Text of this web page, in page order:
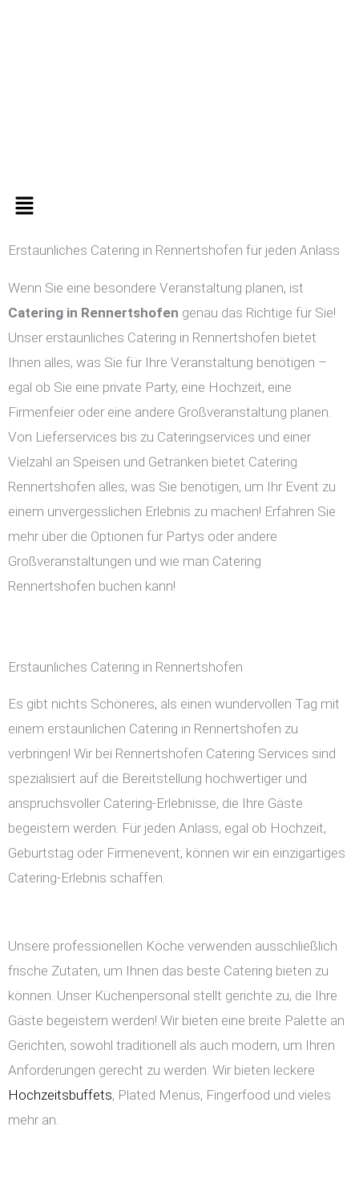
Menü
Erstaunliches Catering in Rennertshofen für jeden Anlass
Wenn Sie eine besondere Veranstaltung planen, ist
Catering in Rennertshofen genau das Richtige für Sie!
Unser erstaunliches Catering in Rennertshofen bietet
Ihnen alles, was Sie für Ihre Veranstaltung benötigen –
egal ob Sie eine private Party, eine Hochzeit, eine
Firmenfeier oder eine andere Großveranstaltung planen.
Von Lieferservices bis zu Cateringservices und einer
Vielzahl an Speisen und Getränken bietet Catering
Rennertshofen alles, was Sie benötigen, um Ihr Event zu
einem unvergesslichen Erlebnis zu machen! Erfahren Sie
mehr über die Optionen für Partys oder andere
Großveranstaltungen und wie man Catering
Rennertshofen buchen kann!
Erstaunliches Catering in Rennertshofen
Es gibt nichts Schöneres, als einen wundervollen Tag mit
einem erstaunlichen Catering in Rennertshofen zu
verbringen! Wir bei Rennertshofen Catering Services sind
spezialisiert auf die Bereitstellung hochwertiger und
anspruchsvoller Catering-Erlebnisse, die Ihre Gäste
begeistern werden. Für jeden Anlass, egal ob Hochzeit,
Geburtstag oder Firmenevent, können wir ein einzigartiges
Catering-Erlebnis schaffen.
Unsere professionellen Köche verwenden ausschließlich
frische Zutaten, um Ihnen das beste Catering bieten zu
können. Unser Küchenpersonal stellt gerichte zu, die Ihre
Gäste begeistern werden! Wir bieten eine breite Palette an
Gerichten, sowohl traditionell als auch modern, um Ihren
Anforderungen gerecht zu werden. Wir bieten leckere
Hochzeitsbuffets, Plated Menüs, Fingerfood und vieles
mehr an.